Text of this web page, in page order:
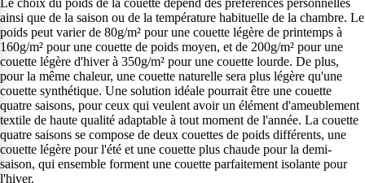
ainsi que de la saison ou de la température habituelle de la chambre. Le
poids peut varier de 80g/m² pour une couette légère de printemps à
160g/m² pour une couette de poids moyen, et de 200g/m² pour une
couette légère d'hiver à 350g/m² pour une couette lourde. De plus,
pour la même chaleur, une couette naturelle sera plus légère qu'une
couette synthétique. Une solution idéale pourrait être une couette
quatre saisons, pour ceux qui veulent avoir un élément d'ameublement
textile de haute qualité adaptable à tout moment de l'année. La couette
quatre saisons se compose de deux couettes de poids différents, une
couette légère pour l'été et une couette plus chaude pour la demi-
saison, qui ensemble forment une couette parfaitement isolante pour
l'hiver.